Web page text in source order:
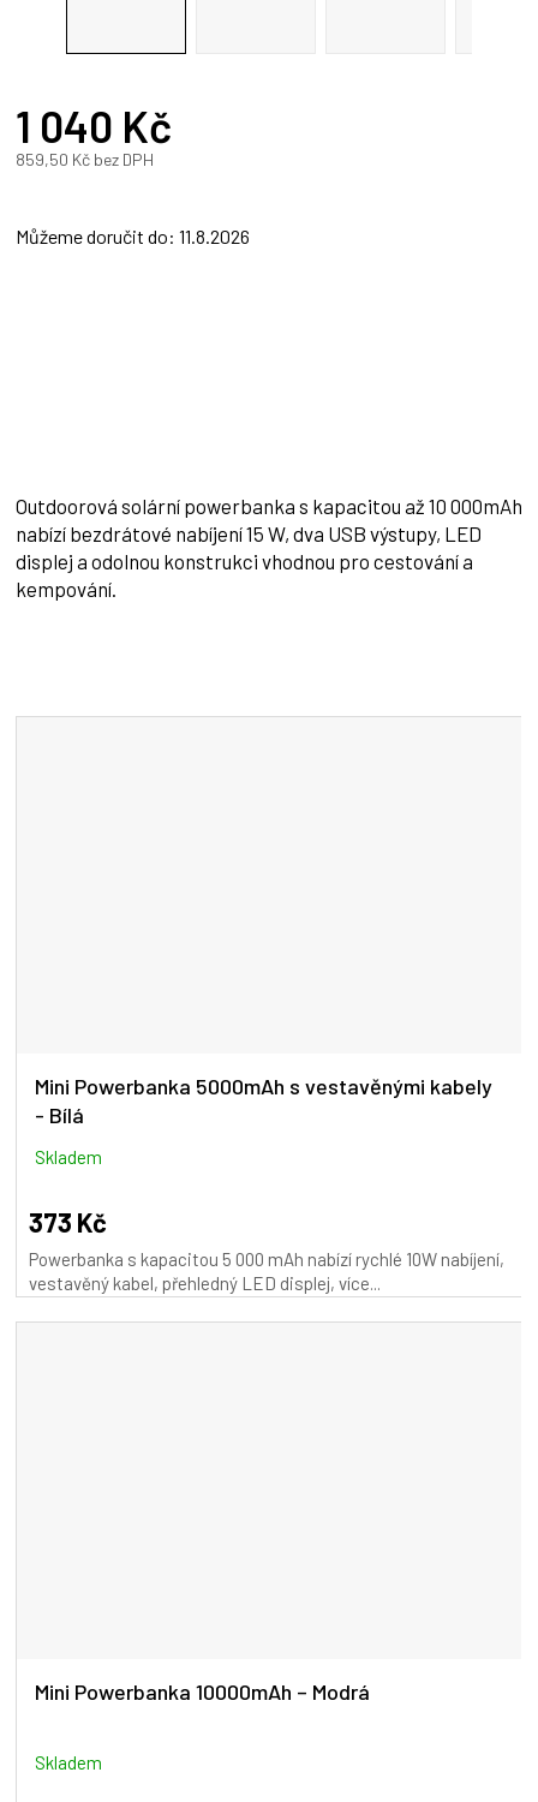
1 040 Kč
859,50 Kč bez DPH
Můžeme doručit do: 11.8.2026
Outdoorová solární powerbanka s kapacitou až 10 000mAh
nabízí bezdrátové nabíjení 15 W, dva USB výstupy, LED
displej a odolnou konstrukci vhodnou pro cestování a
kempování.
Mini Powerbanka 5000mAh s vestavěnými kabely
- Bílá
Skladem
373 Kč
Powerbanka s kapacitou 5 000 mAh nabízí rychlé 10W nabíjení,
vestavěný kabel, přehledný LED displej, více...
Mini Powerbanka 10000mAh – Modrá
Skladem